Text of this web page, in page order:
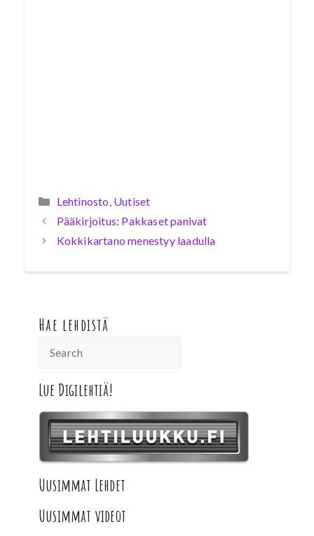
Kategoriat
Lehtinosto, Uutiset
Pääkirjoitus: Pakkaset panivat
Kokkikartano menestyy laadulla
Hae lehdistä
Lue Digilehtiä!
Uusimmat Lehdet
Uusimmat videot